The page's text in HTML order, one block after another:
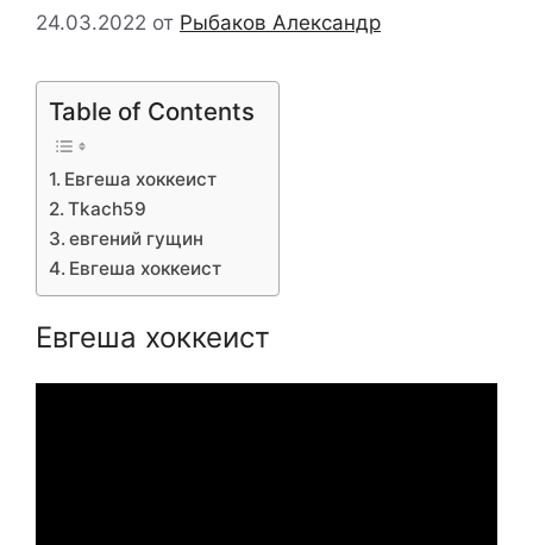
24.03.2022 от Рыбаков Александр
Table of Contents
Евгеша хоккеист
Tkach59
евгений гущин
Евгеша хоккеист
Евгеша хоккеист